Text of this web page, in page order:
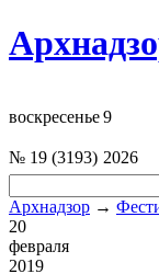
воскресенье9
№ 19 (3193) 2026
Архнадзор →
20
февраля
2019